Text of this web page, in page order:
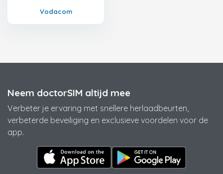
Vodacom
Neem doctorSIM altijd mee
Verbeter je ervaring met snellere herlaadbeurten,
verbeterde beveiliging en exclusieve voordelen voor de
app.